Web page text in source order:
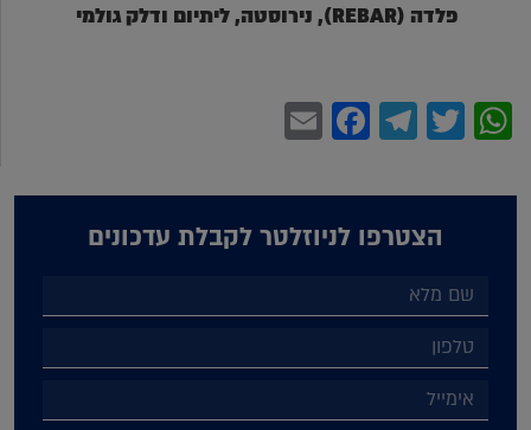
פלדה (REBAR), נירוסטה, ליתיום ודלק גולמי
WhatsApp
Twitter
Telegram
Facebook
הצטרפו לניוזלטר לקבלת עדכונים